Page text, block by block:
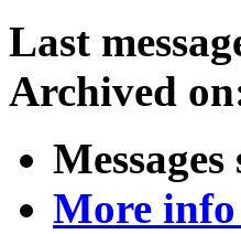
Last
Archived
More